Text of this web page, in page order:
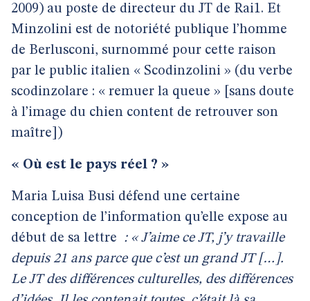
2009) au poste de directeur du JT de Rai1. Et
Minzolini est de notoriété publique l’homme
de Berlusconi, surnommé pour cette raison
par le public italien « Scodinzolini » (du verbe
scodinzolare : « remuer la queue » [sans doute
à l’image du chien content de retrouver son
maître])
« Où est le pays réel ? »
Maria Luisa Busi défend une certaine
conception de l’information qu’elle expose au
début de sa lettre : « J’aime ce JT, j’y travaille
depuis 21 ans parce que c’est un grand JT […].
Le JT des différences culturelles, des différences